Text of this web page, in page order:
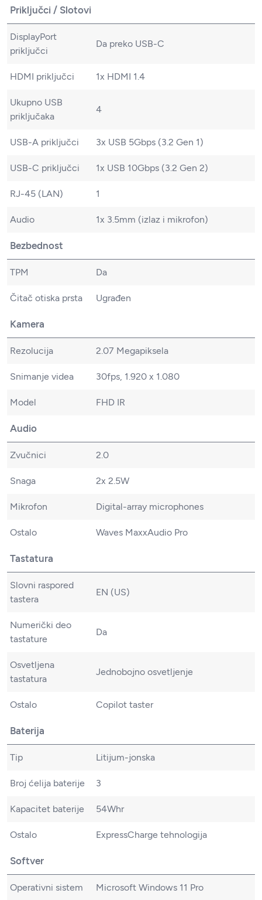
Priključci / Slotovi
DisplayPort
priključci
Da preko USB-C
HDMI priključci 1x HDMI 1.4
Ukupno USB
priključaka
4
USB-A priključci 3x USB 5Gbps (3.2 Gen 1)
USB-C priključci 1x USB 10Gbps (3.2 Gen 2)
RJ-45 (LAN) 1
Audio 1x 3.5mm (izlaz i mikrofon)
Bezbednost
TPM Da
Čitač otiska prsta Ugrađen
Kamera
Rezolucija 2.07 Megapiksela
Snimanje videa 30fps, 1.920 x 1.080
Model FHD IR
Audio
Zvučnici 2.0
Snaga 2x 2.5W
Mikrofon Digital-array microphones
Ostalo Waves MaxxAudio Pro
Tastatura
Slovni raspored
tastera
EN (US)
Numerički deo
tastature
Da
Osvetljena
tastatura
Jednobojno osvetljenje
Ostalo Copilot taster
Baterija
Tip Litijum-jonska
Broj ćelija baterije 3
Kapacitet baterije 54Whr
Ostalo ExpressCharge tehnologija
Softver
Operativni sistem Microsoft Windows 11 Pro